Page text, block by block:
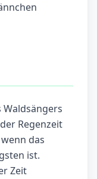
Regenzeit
das
ist.
Zeit